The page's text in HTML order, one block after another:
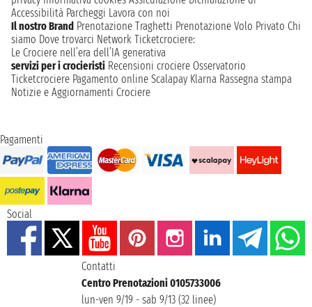
Accessibilità Parcheggi Lavora con noi
Il nostro Brand Prenotazione Traghetti Prenotazione Volo Privato Chi
siamo Dove trovarci Network Ticketcrociere:
Le Crociere nell’era dell’IA generativa
servizi per i crocieristi Recensioni crociere Osservatorio
Ticketcrociere Pagamento online Scalapay Klarna Rassegna stampa
Notizie e Aggiornamenti Crociere
Pagamenti
Social
Contatti
Centro Prenotazioni 0105733006
lun-ven 9/19 - sab 9/13 (32 linee)